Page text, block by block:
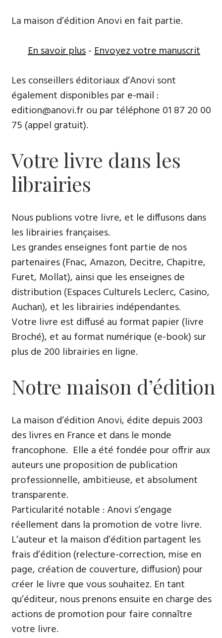
La maison d’édition Anovi en fait partie.
En savoir plus-Envoyez votre manuscrit
Les conseillers éditoriaux d’Anovi sont
également disponibles par e-mail :
edition@anovi.fr ou par téléphone ​​0​1 87 20 00
75 (appel gratuit).
Votre livre dans les
librairies
Nous publions votre livre, et le diffusons dans
les librairies françaises​.
Les grandes enseignes font partie de nos
partenaires (Fnac, Amazon, Decitre, Chapitre,
Furet, Mollat), ainsi que les enseignes de
distribution (Espaces Culturels Leclerc, Casino,
Auchan), et les librairies indépendantes.
Votre livre est diffusé au format papier (livre
Broché), et au format numérique (e-book) sur
plus de 200 librairies en ligne.
Notre maison d’édition
La maison d’édition Anovi, édite depuis 2003
des livres en France et dans le monde
francophone. Elle a été fondée pour offrir aux
auteurs une proposition de publication
professionnelle, ambitieuse, et absolument
transparente.
Particularité notable : Anovi s’engage
réellement dans la promotion de votre livre.
L’auteur et la maison d’édition partagent les
frais d’édition (relecture-correction, mise en
page, création de couverture, diffusion) pour
créer le livre que vous souhaitez. En tant
qu’éditeur, nous prenons ensuite en charge des
actions de promotion pour faire connaître
votre livre.